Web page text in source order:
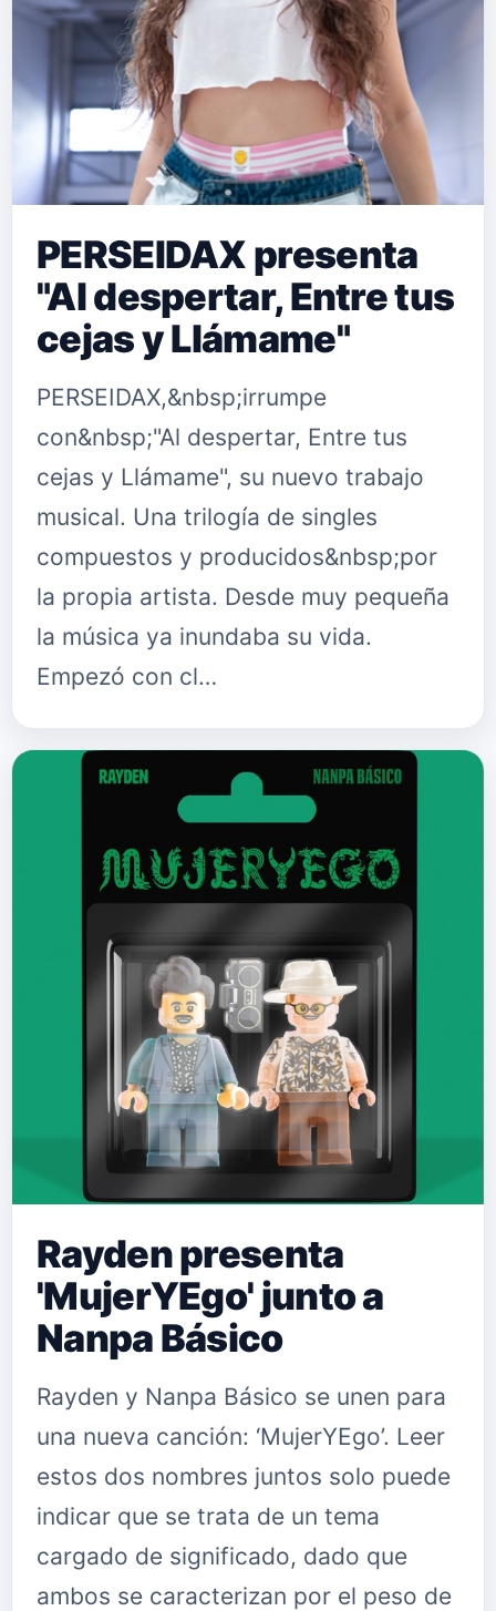
PERSEIDAX presenta
"Al despertar, Entre tus
cejas y Llámame"
PERSEIDAX,&nbsp;irrumpe
con&nbsp;"Al despertar, Entre tus
cejas y Llámame", su nuevo trabajo
musical. Una trilogía de singles
compuestos y producidos&nbsp;por
la propia artista. Desde muy pequeña
la música ya inundaba su vida.
Empezó con cl…
Rayden presenta
'MujerYEgo' junto a
Nanpa Básico
Rayden y Nanpa Básico se unen para
una nueva canción: ‘MujerYEgo’. Leer
estos dos nombres juntos solo puede
indicar que se trata de un tema
cargado de significado, dado que
ambos se caracterizan por el peso de